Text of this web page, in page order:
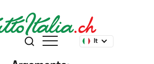
It